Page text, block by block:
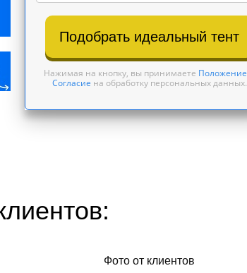
Подобрать идеальный тент
Нажимая на кнопку, вы принимаете Положение
Согласие на обработку персональных данных.
Фото от клиентов